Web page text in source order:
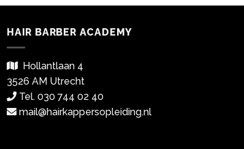
HAIR BARBER ACADEMY
Hollantlaan 4
3526 AM Utrecht
Tel. 030 744 02 40
mail@hairkappersopleiding.nl